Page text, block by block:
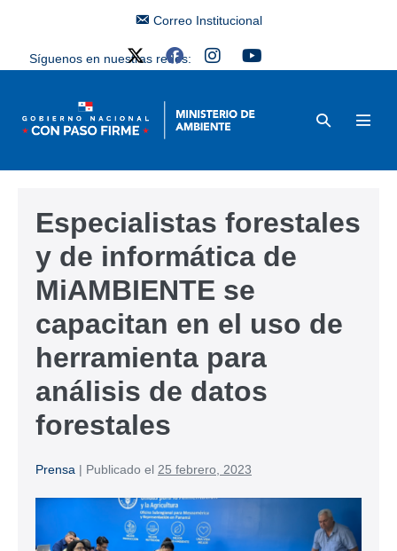
Correo Institucional
Síguenos en nuestras redes:
Especialistas forestales
y de informática de
MiAMBIENTE se
capacitan en el uso de
herramienta para
análisis de datos
forestales
Prensa | Publicado el 25 febrero, 2023